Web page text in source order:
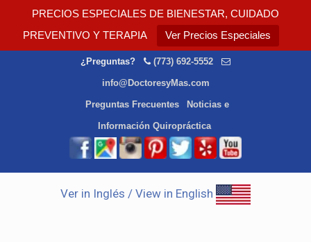
PRECIOS ESPECIALES DE BIENESTAR, CUIDADO
PREVENTIVO Y TERAPIA
Ver Precios Especiales
¿Preguntas? (773) 692-5552
info@DoctoresyMas.com
Preguntas Frecuentes Noticias e
Información Quiropráctica
Ver in Inglés / View in English